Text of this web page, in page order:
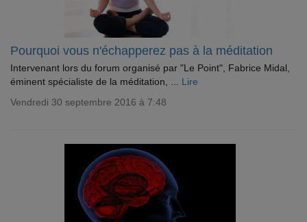
Pourquoi vous n'échapperez pas à la méditation
Intervenant lors du forum organisé par "Le Point", Fabrice Midal,
éminent spécialiste de la méditation, ... Lire
Vendredi 30 septembre 2016 à 7:48